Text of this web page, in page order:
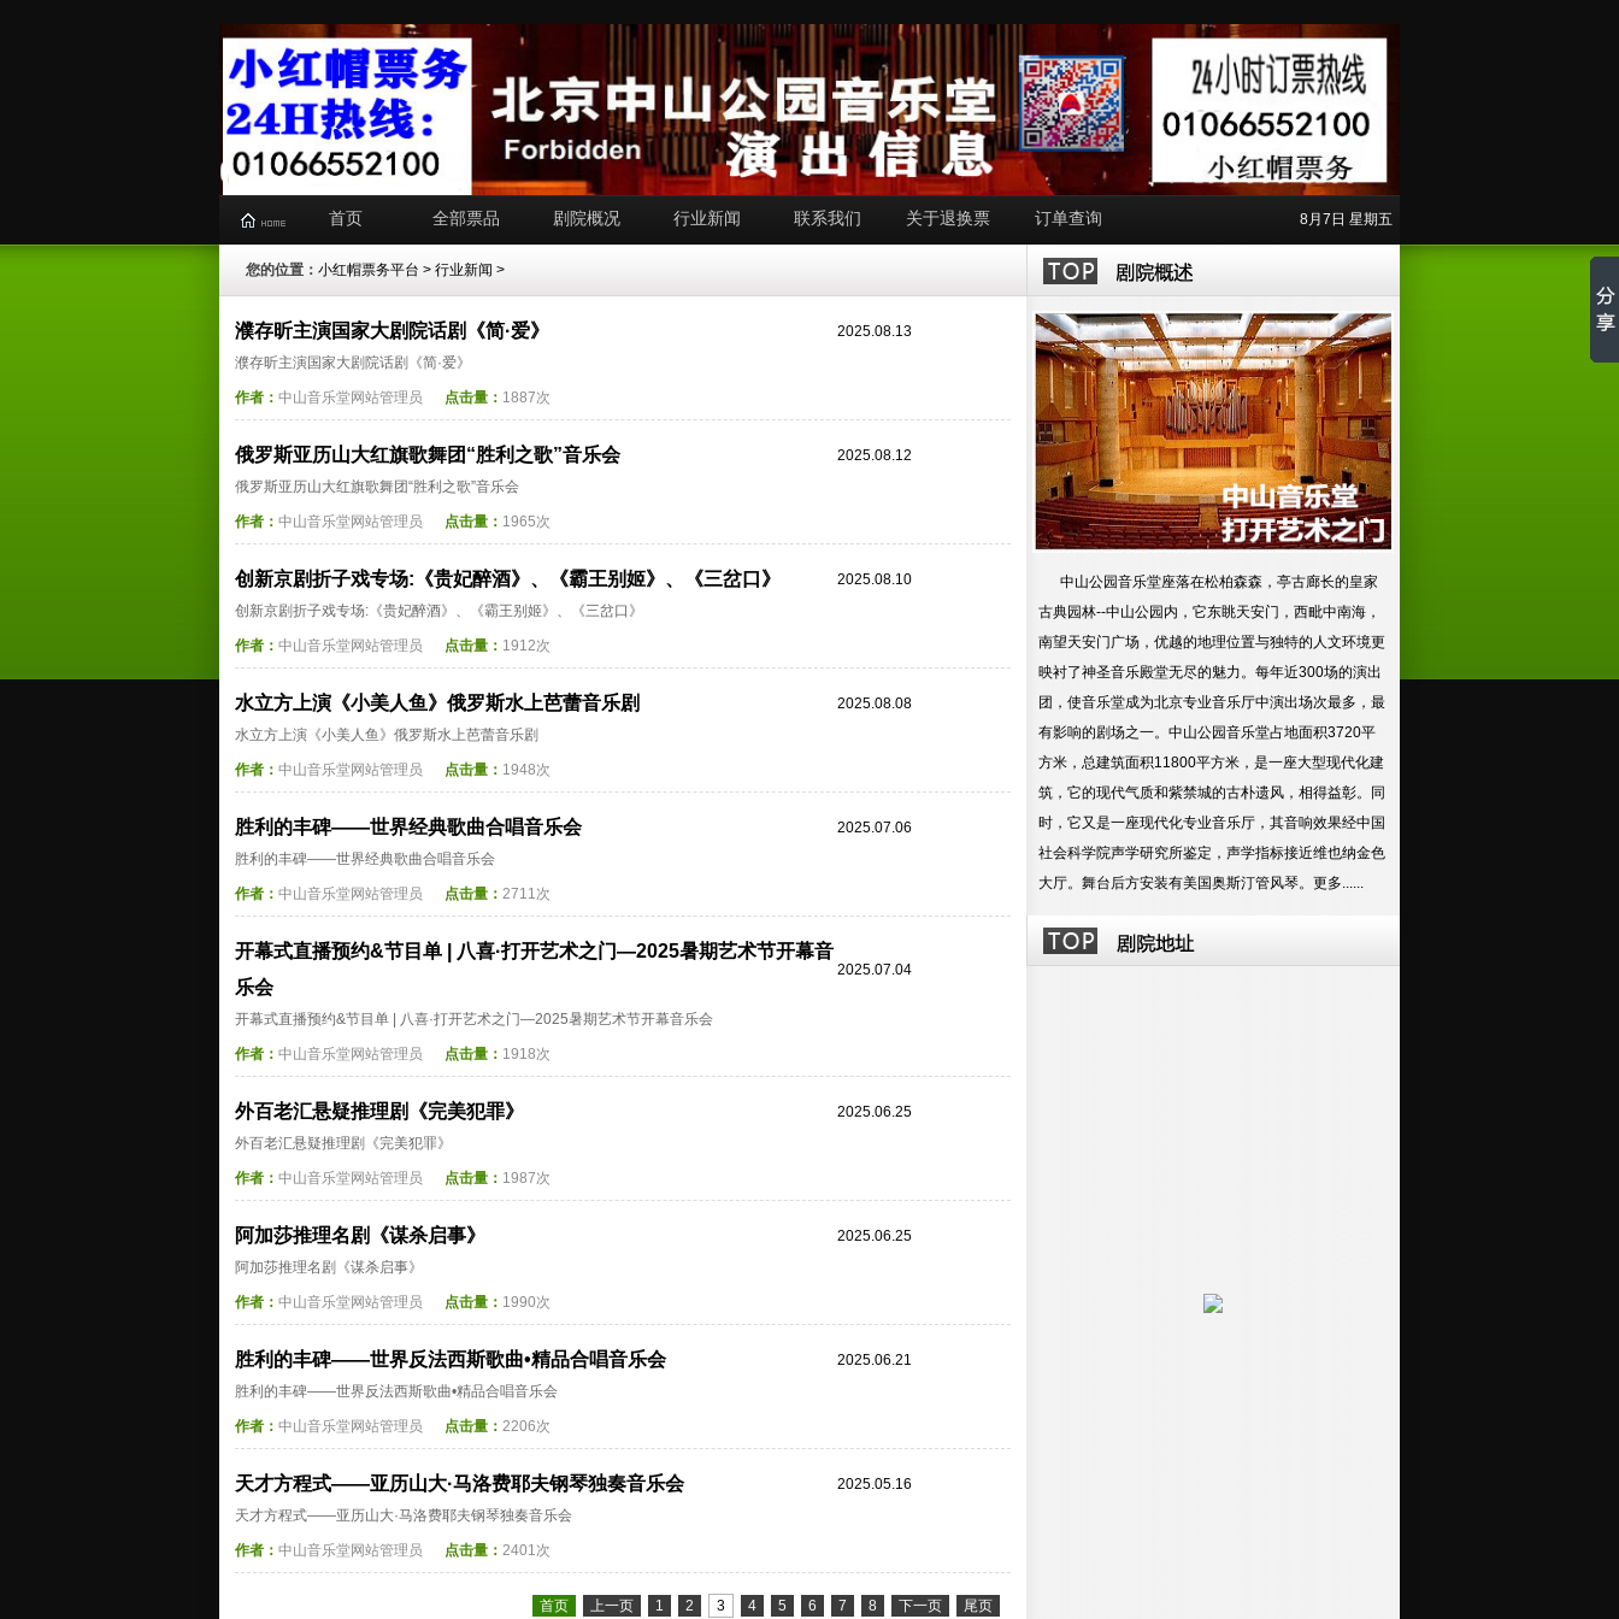
首页 全部票品 剧院概况 行业新闻 联系我们 关于退换票 订单查询 8月7日 星期五
您的位置： 小红帽票务平台 > 行业新闻 >
濮存昕主演国家大剧院话剧《简·爱》
2025.08.13
濮存昕主演国家大剧院话剧《简·爱》
作者： 中山音乐堂网站管理员 点击量： 1887次
俄罗斯亚历山大红旗歌舞团“胜利之歌”音乐会
2025.08.12
俄罗斯亚历山大红旗歌舞团“胜利之歌”音乐会
作者： 中山音乐堂网站管理员 点击量： 1965次
创新京剧折子戏专场:《贵妃醉酒》、《霸王别姬》、《三岔口》
2025.08.10
创新京剧折子戏专场:《贵妃醉酒》、《霸王别姬》、《三岔口》
作者： 中山音乐堂网站管理员 点击量： 1912次
水立方上演《小美人鱼》俄罗斯水上芭蕾音乐剧
2025.08.08
水立方上演《小美人鱼》俄罗斯水上芭蕾音乐剧
作者： 中山音乐堂网站管理员 点击量： 1948次
胜利的丰碑——世界经典歌曲合唱音乐会
2025.07.06
胜利的丰碑——世界经典歌曲合唱音乐会
作者： 中山音乐堂网站管理员 点击量： 2711次
开幕式直播预约&节目单 | 八喜·打开艺术之门—2025暑期艺术节开幕音
乐会
2025.07.04
开幕式直播预约&节目单 | 八喜·打开艺术之门—2025暑期艺术节开幕音乐会
作者： 中山音乐堂网站管理员 点击量： 1918次
外百老汇悬疑推理剧《完美犯罪》
2025.06.25
外百老汇悬疑推理剧《完美犯罪》
作者： 中山音乐堂网站管理员 点击量： 1987次
阿加莎推理名剧《谋杀启事》
2025.06.25
阿加莎推理名剧《谋杀启事》
作者： 中山音乐堂网站管理员 点击量： 1990次
胜利的丰碑——世界反法西斯歌曲•精品合唱音乐会
2025.06.21
胜利的丰碑——世界反法西斯歌曲•精品合唱音乐会
作者： 中山音乐堂网站管理员 点击量： 2206次
天才方程式——亚历山大·马洛费耶夫钢琴独奏音乐会
2025.05.16
天才方程式——亚历山大·马洛费耶夫钢琴独奏音乐会
作者： 中山音乐堂网站管理员 点击量： 2401次
首页 上一页 1 2 3 4 5 6 7 8 下一页 尾页
中山公园音乐堂座落在松柏森森，亭古廊长的皇家
古典园林--中山公园内，它东眺天安门，西毗中南海，
南望天安门广场，优越的地理位置与独特的人文环境更
映衬了神圣音乐殿堂无尽的魅力。每年近300场的演出
团，使音乐堂成为北京专业音乐厅中演出场次最多，最
有影响的剧场之一。中山公园音乐堂占地面积3720平
方米，总建筑面积11800平方米，是一座大型现代化建
筑，它的现代气质和紫禁城的古朴遗风，相得益彰。同
时，它又是一座现代化专业音乐厅，其音响效果经中国
社会科学院声学研究所鉴定，声学指标接近维也纳金色
大厅。舞台后方安装有美国奥斯汀管风琴。 更多......